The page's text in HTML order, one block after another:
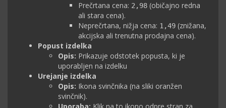
Prečrtana cena: 2,98 (običajno redna
ali stara cena).
Neprečrtana, nižja cena: 1,49 (znižana,
akcijska ali trenutna prodajna cena).
Popust izdelka
Opis: Prikazuje odstotek popusta, ki je
uporabljen na izdelku
Urejanje izdelka
Opis: Ikona svinčnika (na sliki oranžen
svinčnik).